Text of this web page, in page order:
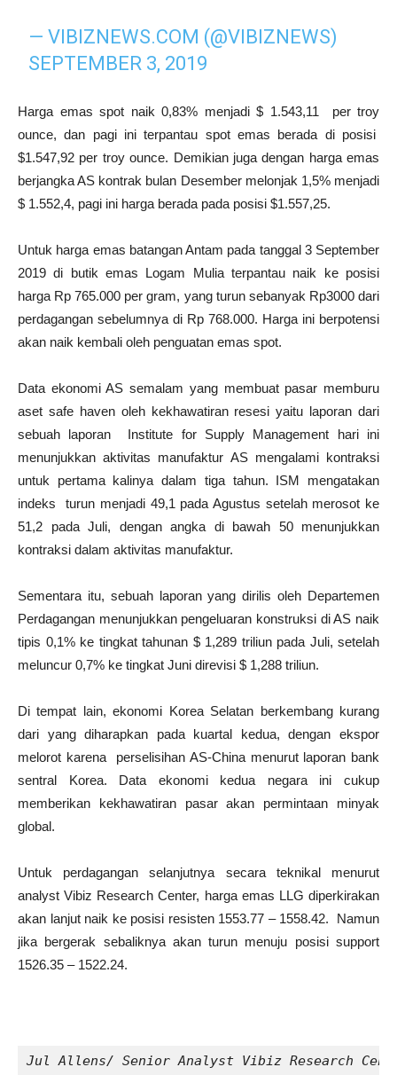
— VIBIZNEWS.COM (@VIBIZNEWS)
SEPTEMBER 3, 2019
Harga emas spot naik 0,83% menjadi $ 1.543,11 per troy
ounce, dan pagi ini terpantau spot emas berada di posisi
$1.547,92 per troy ounce. Demikian juga dengan harga emas
berjangka AS kontrak bulan Desember melonjak 1,5% menjadi
$ 1.552,4, pagi ini harga berada pada posisi $1.557,25.
Untuk harga emas batangan Antam pada tanggal 3 September
2019 di butik emas Logam Mulia terpantau naik ke posisi
harga Rp 765.000 per gram, yang turun sebanyak Rp3000 dari
perdagangan sebelumnya di Rp 768.000. Harga ini berpotensi
akan naik kembali oleh penguatan emas spot.
Data ekonomi AS semalam yang membuat pasar memburu
aset safe haven oleh kekhawatiran resesi yaitu laporan dari
sebuah laporan Institute for Supply Management hari ini
menunjukkan aktivitas manufaktur AS mengalami kontraksi
untuk pertama kalinya dalam tiga tahun. ISM mengatakan
indeks turun menjadi 49,1 pada Agustus setelah merosot ke
51,2 pada Juli, dengan angka di bawah 50 menunjukkan
kontraksi dalam aktivitas manufaktur.
Sementara itu, sebuah laporan yang dirilis oleh Departemen
Perdagangan menunjukkan pengeluaran konstruksi di AS naik
tipis 0,1% ke tingkat tahunan $ 1,289 triliun pada Juli, setelah
meluncur 0,7% ke tingkat Juni direvisi $ 1,288 triliun.
Di tempat lain, ekonomi Korea Selatan berkembang kurang
dari yang diharapkan pada kuartal kedua, dengan ekspor
melorot karena perselisihan AS-China menurut laporan bank
sentral Korea. Data ekonomi kedua negara ini cukup
memberikan kekhawatiran pasar akan permintaan minyak
global.
Untuk perdagangan selanjutnya secara teknikal menurut
analyst Vibiz Research Center, harga emas LLG diperkirakan
akan lanjut naik ke posisi resisten 1553.77 – 1558.42. Namun
jika bergerak sebaliknya akan turun menuju posisi support
1526.35 – 1522.24.
Jul Allens/ Senior Analyst Vibiz Research